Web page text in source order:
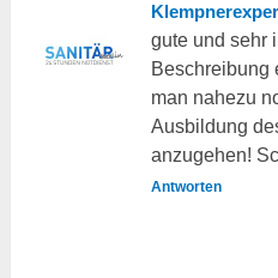
gute und sehr
Beschreibung
man nahezu
Ausbildung
anzugehen!
Antworten